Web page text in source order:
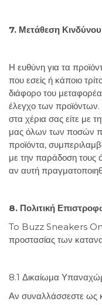
7. Μετάθεση
Η ευθύνη για τα
που εσείς ή κάποιο
διάφορο του
έλεγχο των
στα χέρια σας είτε με
μας όλων των ποσών
προϊόντα,
με την παράδοση τους
αν αυτή
8. Πολιτική
To Buzz Sneakers
προστασίας των
8.1 Δικαίωμα
Αν συναλλάσσεστε ως